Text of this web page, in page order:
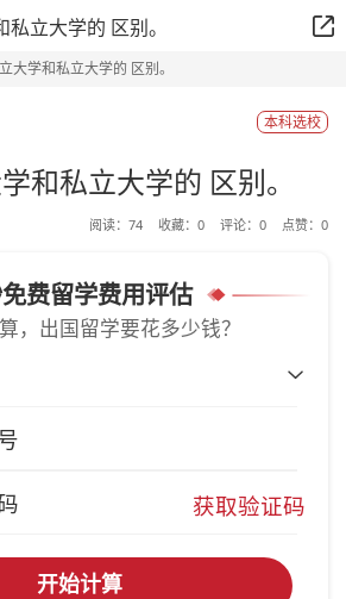
立大学的 区别。
大学和私立大学的 区别。
本科选校
和私立大学的 区别。
阅读： 74 收藏： 0 评论： 0 点赞： 0
费留学费用评估
，出国留学要花多少钱？
获取验证码
开始计算